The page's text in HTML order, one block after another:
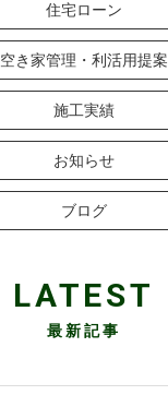
住宅ローン
空き家管理・利活用提案
施工実績
お知らせ
ブログ
LATEST
最新記事